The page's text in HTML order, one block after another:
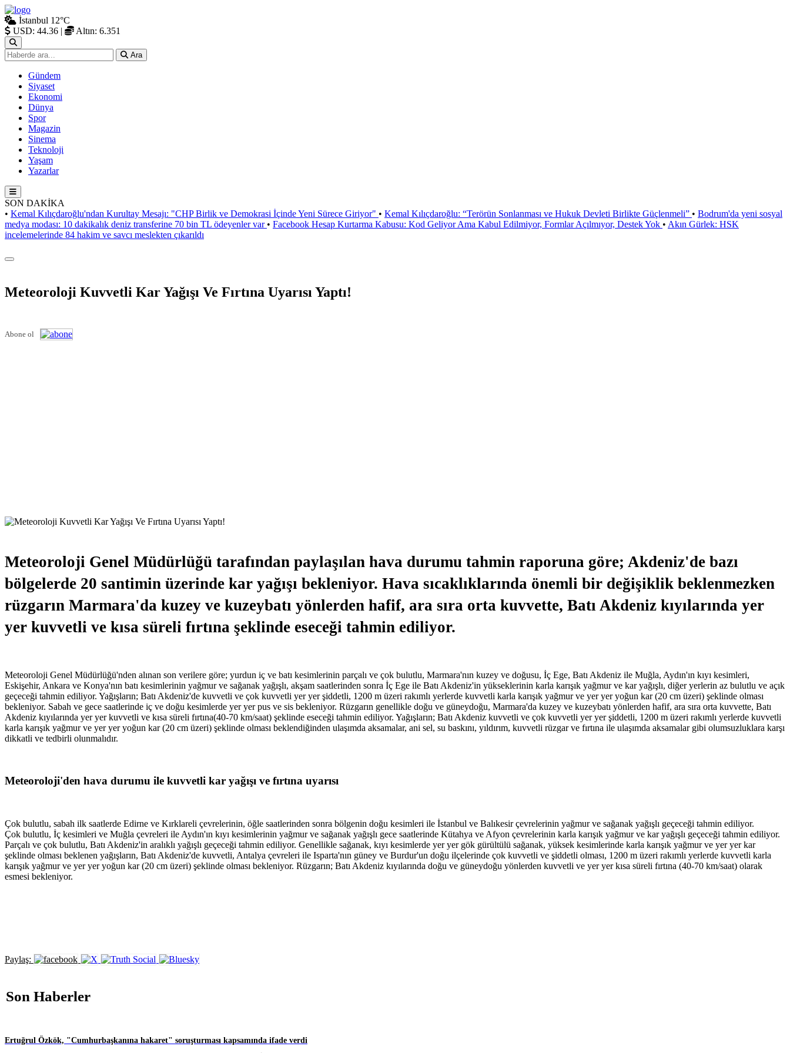
İstanbul 12°C
USD: 44.36 | Altın: 6.351
Ara
Gündem
Siyaset
Ekonomi
Dünya
Spor
Magazin
Sinema
Teknoloji
Yaşam
Yazarlar
SON DAKİKA
• Kemal Kılıçdaroğlu'ndan Kurultay Mesajı: "CHP Birlik ve Demokrasi İçinde Yeni Sürece Giriyor" • Kemal Kılıçdaroğlu: “Terörün Sonlanması ve Hukuk Devleti Birlikte Güçlenmeli” • Bodrum'da yeni sosyal
medya modası: 10 dakikalık deniz transferine 70 bin TL ödeyenler var • Facebook Hesap Kurtarma Kabusu: Kod Geliyor Ama Kabul Edilmiyor, Formlar Açılmıyor, Destek Yok • Akın Gürlek: HSK
incelemelerinde 84 hakim ve savcı meslekten çıkarıldı
Meteoroloji Kuvvetli Kar Yağışı Ve Fırtına Uyarısı Yaptı!
Abone ol
Meteoroloji Genel Müdürlüğü tarafından paylaşılan hava durumu tahmin raporuna göre; Akdeniz'de bazı
bölgelerde 20 santimin üzerinde kar yağışı bekleniyor. Hava sıcaklıklarında önemli bir değişiklik beklenmezken
rüzgarın Marmara'da kuzey ve kuzeybatı yönlerden hafif, ara sıra orta kuvvette, Batı Akdeniz kıyılarında yer
yer kuvvetli ve kısa süreli fırtına şeklinde eseceği tahmin ediliyor.
Meteoroloji Genel Müdürlüğü'nden alınan son verilere göre; yurdun iç ve batı kesimlerinin parçalı ve çok bulutlu, Marmara'nın kuzey ve doğusu, İç Ege, Batı Akdeniz ile Muğla, Aydın'ın kıyı kesimleri,
Eskişehir, Ankara ve Konya'nın batı kesimlerinin yağmur ve sağanak yağışlı, akşam saatlerinden sonra İç Ege ile Batı Akdeniz'in yükseklerinin karla karışık yağmur ve kar yağışlı, diğer yerlerin az bulutlu ve açık
geçeceği tahmin ediliyor. Yağışların; Batı Akdeniz'de kuvvetli ve çok kuvvetli yer yer şiddetli, 1200 m üzeri rakımlı yerlerde kuvvetli karla karışık yağmur ve yer yer yoğun kar (20 cm üzeri) şeklinde olması
bekleniyor. Sabah ve gece saatlerinde iç ve doğu kesimlerde yer yer pus ve sis bekleniyor. Rüzgarın genellikle doğu ve güneydoğu, Marmara'da kuzey ve kuzeybatı yönlerden hafif, ara sıra orta kuvvette, Batı
Akdeniz kıyılarında yer yer kuvvetli ve kısa süreli fırtına(40-70 km/saat) şeklinde eseceği tahmin ediliyor. Yağışların; Batı Akdeniz kuvvetli ve çok kuvvetli yer yer şiddetli, 1200 m üzeri rakımlı yerlerde kuvvetli
karla karışık yağmur ve yer yer yoğun kar (20 cm üzeri) şeklinde olması beklendiğinden ulaşımda aksamalar, ani sel, su baskını, yıldırım, kuvvetli rüzgar ve fırtına ile ulaşımda aksamalar gibi olumsuzluklara karşı
dikkatli ve tedbirli olunmalıdır.
Meteoroloji'den hava durumu ile kuvvetli kar yağışı ve fırtına uyarısı
Çok bulutlu, sabah ilk saatlerde Edirne ve Kırklareli çevrelerinin, öğle saatlerinden sonra bölgenin doğu kesimleri ile İstanbul ve Balıkesir çevrelerinin yağmur ve sağanak yağışlı geçeceği tahmin ediliyor.
Çok bulutlu, İç kesimleri ve Muğla çevreleri ile Aydın'ın kıyı kesimlerinin yağmur ve sağanak yağışlı gece saatlerinde Kütahya ve Afyon çevrelerinin karla karışık yağmur ve kar yağışlı geçeceği tahmin ediliyor.
Parçalı ve çok bulutlu, Batı Akdeniz'in aralıklı yağışlı geçeceği tahmin ediliyor. Genellikle sağanak, kıyı kesimlerde yer yer gök gürültülü sağanak, yüksek kesimlerinde karla karışık yağmur ve yer yer kar
şeklinde olması beklenen yağışların, Batı Akdeniz'de kuvvetli, Antalya çevreleri ile Isparta'nın güney ve Burdur'un doğu ilçelerinde çok kuvvetli ve şiddetli olması, 1200 m üzeri rakımlı yerlerde kuvvetli karla
karışık yağmur ve yer yer yoğun kar (20 cm üzeri) şeklinde olması bekleniyor. Rüzgarın; Batı Akdeniz kıyılarında doğu ve güneydoğu yönlerden kuvvetli ve yer yer kısa süreli fırtına (40-70 km/saat) olarak
esmesi bekleniyor.
Paylaş:
Son Haberler
Ertuğrul Özkök, "Cumhurbaşkanına hakaret" soruşturması kapsamında ifade verdi